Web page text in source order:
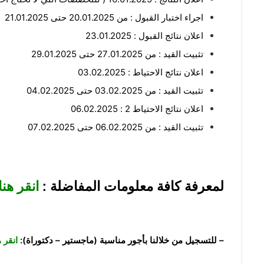
اجراء اختبار القبول : من 20.01.2025 حتى 21.01.2025
اعلان نتائج القبول : 23.01.2025
تثبيت القيد : من 27.01.2025 حتى 29.01.2025
اعلان نتائج الاحتياط : 03.02.2025
تثبيت القيد : من 03.02.2025 حتى 04.02.2025
اعلان نتائج الاحتياط 2 : 06.02.2025
تثبيت القيد : من 06.02.2025 حتى 07.02.2025
لمعرفة كافة معلومات المفاضلة : انقر
– للتسجيل من خلالنا بأجور مناسبة (ماجستير – دكتوراة):